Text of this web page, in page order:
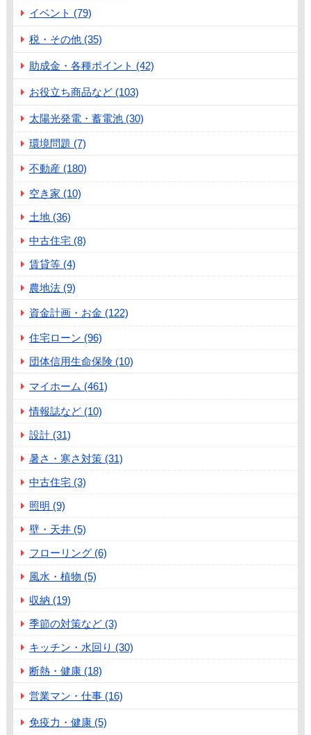
イベント (79)
税・その他 (35)
助成金・各種ポイント (42)
お役立ち商品など (103)
太陽光発電・蓄電池 (30)
環境問題 (7)
不動産 (180)
空き家 (10)
土地 (36)
中古住宅 (8)
賃貸等 (4)
農地法 (9)
資金計画・お金 (122)
住宅ローン (96)
団体信用生命保険 (10)
マイホーム (461)
情報誌など (10)
設計 (31)
暑さ・寒さ対策 (31)
中古住宅 (3)
照明 (9)
壁・天井 (5)
フローリング (6)
風水・植物 (5)
収納 (19)
季節の対策など (3)
キッチン・水回り (30)
断熱・健康 (18)
営業マン・仕事 (16)
免疫力・健康 (5)